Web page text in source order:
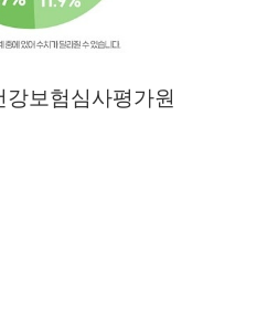
강보험심사평가원